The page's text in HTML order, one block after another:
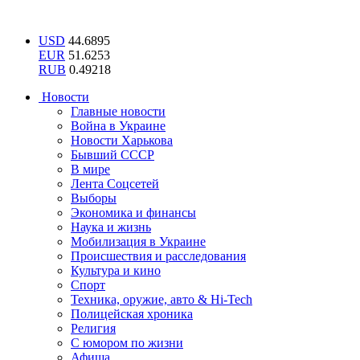
USD 44.6895
EUR 51.6253
RUB 0.49218
Новости
Главные новости
Война в Украине
Новости Харькова
Бывший СССР
В мире
Лента Соцсетей
Выборы
Экономика и финансы
Наука и жизнь
Мобилизация в Украине
Происшествия и расследования
Культура и кино
Спорт
Техника, оружие, авто & Hi-Tech
Полицейская хроника
Религия
С юмором по жизни
Афиша